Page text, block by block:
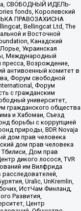
СВОБОДНЫЙ ИДЕЛЬ-
fonds, Королевский
ПРАВОЗАХИСНА
Bellingcat Ltd, The
и Восточной
Канадский
Украинская
Международный
Возрождение,
антивоенный комитет в
Форум свободной
Форум
с гражданским
университет,
гражданского общества
и Хабомаи, Съезд
борьбы с коррупцией
природы, BDR Novaja
дом прав человека
дом прав человека
Дом прав
дикого лосося, TVR
им Вилфрида
Uralic, UnKremlin,
ИстЧам Финланд,
Развития,
Центр